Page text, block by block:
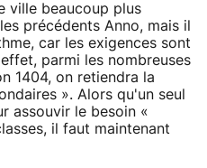
ville beaucoup plus
précédents Anno, mais il
car les exigences sont
parmi les nombreuses
1404, on retiendra la
». Alors qu'un seul
assouvir le besoin «
il faut maintenant